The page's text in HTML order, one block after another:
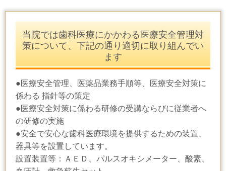
当院では歯科医療にかかわる医療安全管理対
策について、下記の通り適切に取り組んでい
ます
●医療安全管理、医薬品業務手順等、医療安全対策に
係わる 指針等の策定
●医療安全対策に係わる研修の受講ならびに従業者へ
の研修の実施
●安全で安心な歯科医療環境を提供するための装置、
器具等を設置しています。
設置装置等：ＡＥＤ、パルスオキシメーター、酸素、